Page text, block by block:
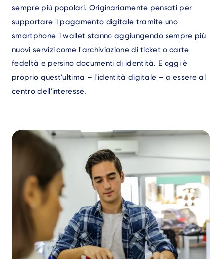
sempre più popolari. Originariamente pensati per
supportare il pagamento digitale tramite uno
smartphone, i wallet stanno aggiungendo sempre più
nuovi servizi come l'archiviazione di ticket o carte
fedeltà e persino documenti di identità. E oggi è
proprio quest'ultima – l'identità digitale – a essere al
centro dell'interesse.